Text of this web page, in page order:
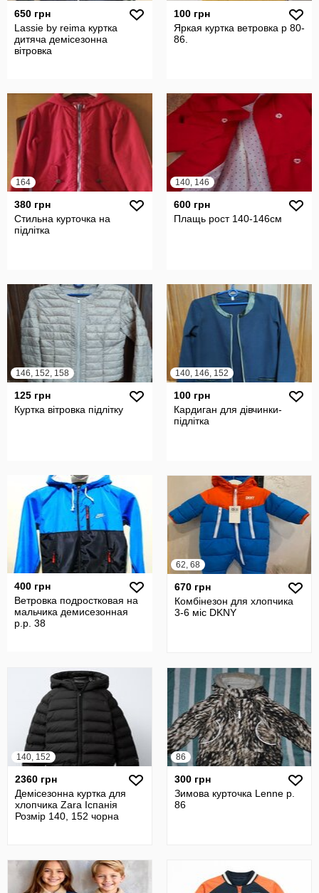
650 грн
Lassie by reima куртка
дитяча демісезонна
вітровка
100 грн
Яркая куртка ветровка р 80-
86.
164
380 грн
Стильна курточка на
підлітка
140, 146
600 грн
Плащь рост 140-146см
146, 152, 158
125 грн
Куртка вітровка підлітку
140, 146, 152
100 грн
Кардиган для дівчинки-
підлітка
400 грн
Ветровка подростковая на
мальчика демисезонная
р.р. 38
62, 68
670 грн
Комбінезон для хлопчика
3-6 міс DKNY
140, 152
2360 грн
Демісезонна куртка для
хлопчика Zara Іспанія
Розмір 140, 152 чорна
86
300 грн
Зимова курточка Lenne р.
86